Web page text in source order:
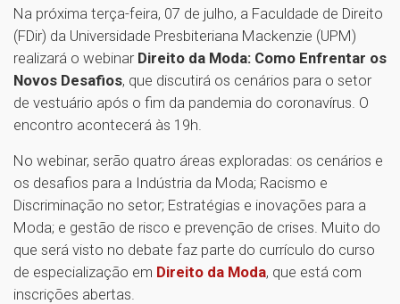
Na próxima terça-feira, 07 de julho, a Faculdade de Direito
(FDir) da Universidade Presbiteriana Mackenzie (UPM)
realizará o webinar Direito da Moda: Como Enfrentar os
Novos Desafios, que discutirá os cenários para o setor
de vestuário após o fim da pandemia do coronavírus. O
encontro acontecerá às 19h.
No webinar, serão quatro áreas exploradas: os cenários e
os desafios para a Indústria da Moda; Racismo e
Discriminação no setor; Estratégias e inovações para a
Moda; e gestão de risco e prevenção de crises. Muito do
que será visto no debate faz parte do currículo do curso
de especialização em Direito da Moda, que está com
inscrições abertas.